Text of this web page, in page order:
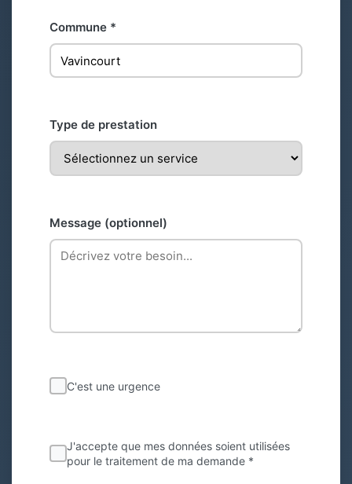
Commune *
Type de prestation
Message (optionnel)
C'est une urgence
J'accepte que mes données soient utilisées
pour le traitement de ma demande *